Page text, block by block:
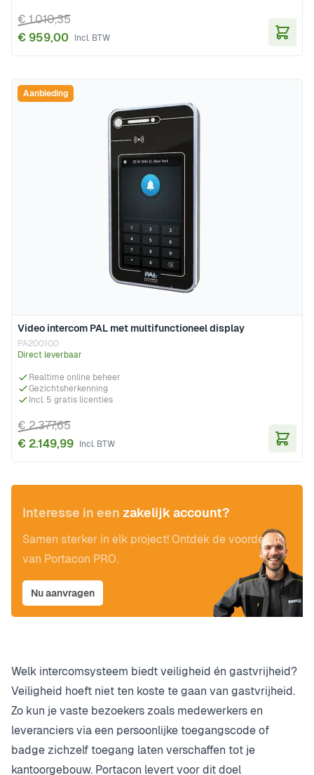
€ 959,00
€ 1.010,35
Video intercom PAL met multifunctioneel display
PA200100
Direct leverbaar
Realtime online beheer
Gezichtsherkenning
Incl. 5 gratis licenties
€ 2.149,99
€ 2.377,65
Aanbieding
Interesse in een zakelijk account?
Samen sterker in elk project! Ontdek de voordelen
van Portacon PRO.
Nu aanvragen
Welk intercomsysteem biedt veiligheid én gastvrijheid?
Veiligheid hoeft niet ten koste te gaan van gastvrijheid.
Zo kun je vaste bezoekers zoals medewerkers en
leveranciers via een persoonlijke toegangscode of
badge zichzelf toegang laten verschaffen tot je
kantoorgebouw. Portacon levert voor dit doel